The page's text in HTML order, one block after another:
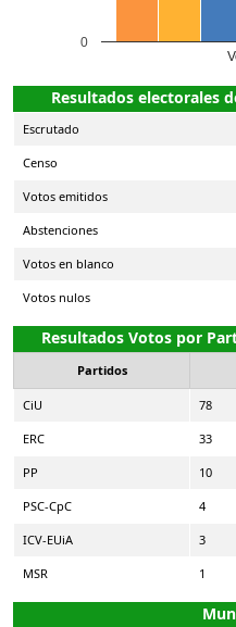
0
Resultados electorales
Escrutado
Censo
Votos emitidos
Abstenciones
Votos en blanco
Votos nulos
Resultados Votos por
Partidos
CiU 78
ERC 33
PP 10
PSC-CpC 4
ICV-EUiA 3
MSR 1